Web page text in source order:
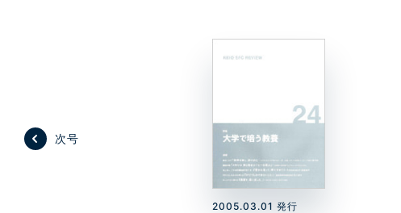
次号
2005.03.01 発行